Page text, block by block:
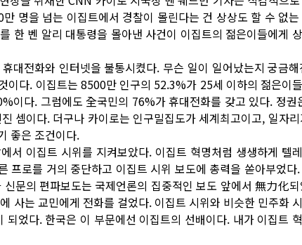
명을 넘는 이집트에서 경찰이 몰린다는 건 상상도 할 수 없는
한 벤 알리 대통령을 몰아낸 사건이 이집트의 젊은이들에게
대전화와 인터넷을 불통시켰다. 무슨 일이 일어났는지 궁금해
이다. 이집트는 8500만 인구의 52.3%가 25세 이하의 젊은이
이다. 그럼에도 全국민의 76%가 휴대전화를 갖고 있다. 정권
셈이다. 더구나 카이로는 인구밀집도가 세계최고이고, 일자
좋은 조건이다.
서 이집트 시위를 지켜보았다. 이집트 혁명처럼 생생하게 텔
프로를 거의 중단하고 이집트 시위 보도에 총력을 쏟아부었다
문의 편파보도는 국제언론의 집중적인 보도 앞에서 無力化
사는 교민에게 전화를 걸었다. 이집트 시위와 비슷한 민주화
었다. 한국은 이 부문에선 이집트의 선배이다. 내가 이집트